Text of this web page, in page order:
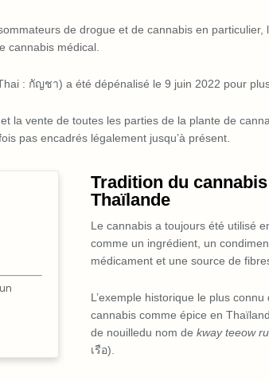
de drogue et de cannabis en particulier,
cannabis médical.
: กัญชา) a été dépénalisé le 9 juin 2022 pour
la vente de toutes les parties de la plante de
pas encadrés légalement jusqu’à présent.
Tradition du
Thaïlande
Le cannabis a toujours été utilisé
comme un ingrédient, un
médicament et une source de
L’exemple historique le plus connu
cannabis comme épice en
de nouilledu nom de kway teeow
เรือ).